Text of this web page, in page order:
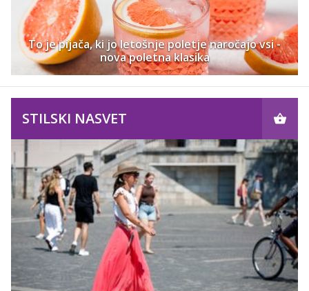
To je pijača, ki jo letošnje poletje naročajo vsi -
nova poletna klasika
STILSKI NASVET